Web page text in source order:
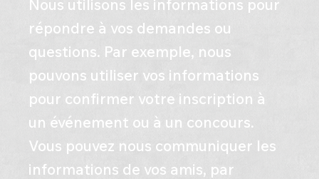
Nous utilisons les informations pour
répondre à vos demandes ou
questions. Par exemple, nous
pouvons utiliser vos informations
pour confirmer votre inscription à
un événement ou à un concours.
Vous pouvez nous communiquer les
informations de vos amis, par